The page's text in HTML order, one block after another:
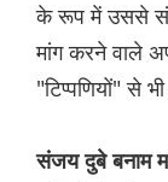
के रूप में उससे
मांग करने वाले
"टिप्पणियों" से
संजय दुबे बनाम